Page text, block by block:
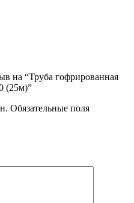
на “Труба гофрированная
(25м)”
Обязательные поля